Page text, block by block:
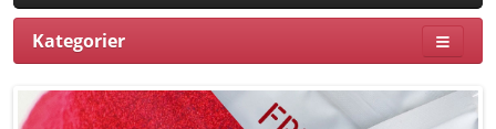
Kategorier